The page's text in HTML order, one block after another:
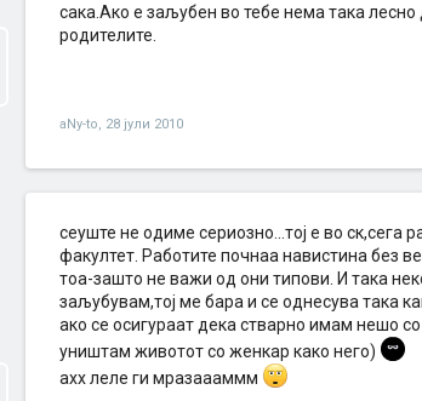
сака.Ако е заљубен во тебе нема така лесно
родителите.
aNy-to, 28 јули 2010
сеуште не одиме сериозно...тој е во ск,сега
факултет. Работите почнаа навистина без
тоа-зашто не важи од они типови. И така
заљубувам,тој ме бара и се однесува така
ако се осигураат дека стварно имам нешо
уништам животот со женкар како него)
ахх леле ги мразаааммм